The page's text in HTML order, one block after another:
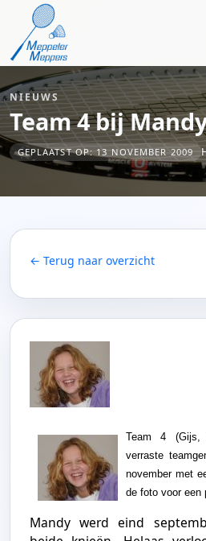
NIEUWS
Team 4 bij
GEPLAATST OP: 13 NOVEMBER 2009
← Terug naar overzicht
Team 4 (Gijs,
verraste
november met
de foto voor een
Mandy werd eind